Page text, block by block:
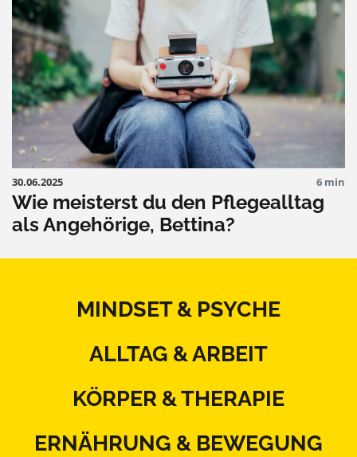
30.06.2025 6 min
Wie meisterst du den Pflegealltag
als Angehörige, Bettina?
MINDSET & PSYCHE
ALLTAG & ARBEIT
KÖRPER & THERAPIE
ERNÄHRUNG & BEWEGUNG